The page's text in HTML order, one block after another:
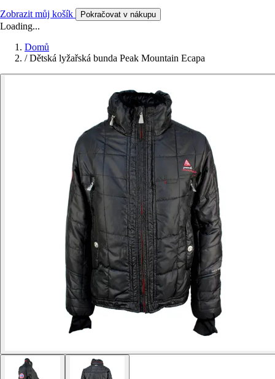
Zobrazit můj košík Pokračovat v nákupu
Loading...
Domů
/ Dětská lyžařská bunda Peak Mountain Ecapa